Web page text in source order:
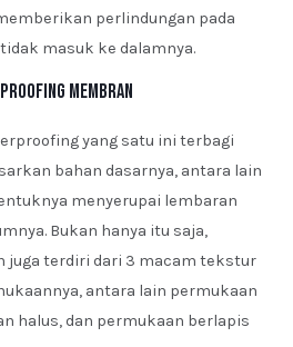
perlindungan pada
masuk ke dalamnya.
Membran
yang satu ini terbagi
bahan dasarnya, antara lain
menyerupai lembaran
Bukan hanya itu saja,
juga terdiri dari 3 macam tekstur
antara lain permukaan
halus, dan permukaan berlapis